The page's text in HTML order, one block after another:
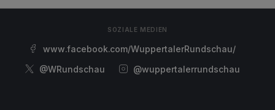
SOZIALE MEDIEN
www.facebook.com/WuppertalerRundschau/
@WRundschau
@wuppertalerrundschau